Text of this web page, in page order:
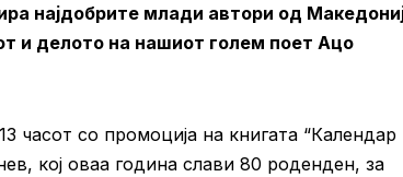
најдобрите млади автори од
и делото на нашиот голем поет Ацо
часот со промоција на книгата “Календар
кој оваа година слави 80 роденден, за